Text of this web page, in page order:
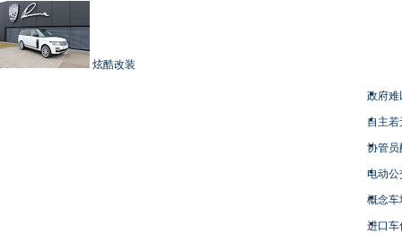
炫酷改装
政府难
自主
协管员
电动
概念车
进口车